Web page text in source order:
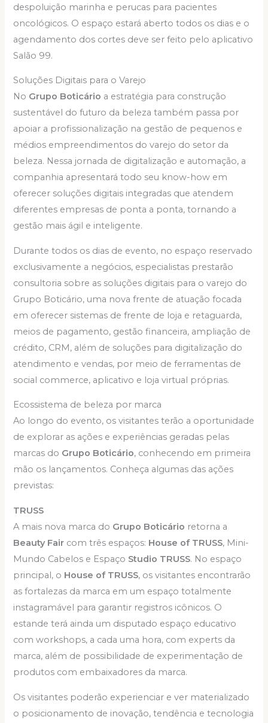
despoluição marinha e perucas para pacientes
oncológicos. O espaço estará aberto todos os dias e o
agendamento dos cortes deve ser feito pelo aplicativo
Salão 99.
Soluções Digitais para o Varejo
No Grupo Boticário a estratégia para construção
sustentável do futuro da beleza também passa por
apoiar a profissionalização na gestão de pequenos e
médios empreendimentos do varejo do setor da
beleza. Nessa jornada de digitalização e automação, a
companhia apresentará todo seu know-how em
oferecer soluções digitais integradas que atendem
diferentes empresas de ponta a ponta, tornando a
gestão mais ágil e inteligente.
Durante todos os dias de evento, no espaço reservado
exclusivamente a negócios, especialistas prestarão
consultoria sobre as soluções digitais para o varejo do
Grupo Boticário, uma nova frente de atuação focada
em oferecer sistemas de frente de loja e retaguarda,
meios de pagamento, gestão financeira, ampliação de
crédito, CRM, além de soluções para digitalização do
atendimento e vendas, por meio de ferramentas de
social commerce, aplicativo e loja virtual próprias.
Ecossistema de beleza por marca
Ao longo do evento, os visitantes terão a oportunidade
de explorar as ações e experiências geradas pelas
marcas do Grupo Boticário, conhecendo em primeira
mão os lançamentos. Conheça algumas das ações
previstas:
TRUSS
A mais nova marca do Grupo Boticário retorna a
Beauty Fair com três espaços: House of TRUSS, Mini-
Mundo Cabelos e Espaço Studio TRUSS. No espaço
principal, o House of TRUSS, os visitantes encontrarão
as fortalezas da marca em um espaço totalmente
instagramável para garantir registros icônicos. O
estande terá ainda um disputado espaço educativo
com workshops, a cada uma hora, com experts da
marca, além de possibilidade de experimentação de
produtos com embaixadores da marca.
Os visitantes poderão experienciar e ver materializado
o posicionamento de inovação, tendência e tecnologia